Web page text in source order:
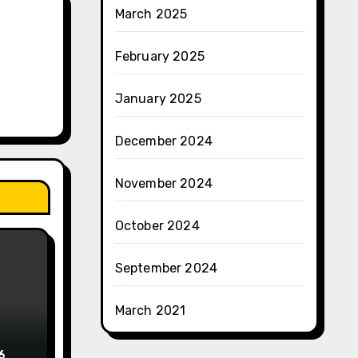
March 2025
February 2025
January 2025
December 2024
November 2024
October 2024
September 2024
March 2021